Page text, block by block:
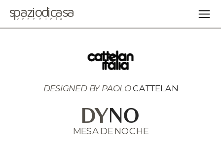
DESIGNED BY PAOLO CATTELAN
DYNO
MESA DE NOCHE
spaziodicasa
venezuela